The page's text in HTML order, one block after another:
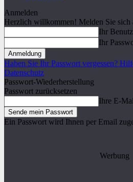
Anmelden
Herzlich willkommen! Melden Sie sich
Ihr
Ihr
Haben Sie Ihr Passwort vergessen?
Datenschutz
Passwort-Wiederherstellung
Passwort zurücksetzen
Ihre E-
Ein Passwort wird Ihnen per Email
Werbung